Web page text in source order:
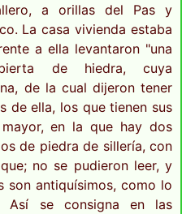
a orillas del Pas y
La casa vivienda estaba
a ella levantaron "una
de hiedra, cuya
de la cual dijeron tener
de ella, los que tienen sus
en la que hay dos
de piedra de sillería, con
no se pudieron leer, y
son antiquísimos, como lo
Así se consigna en las